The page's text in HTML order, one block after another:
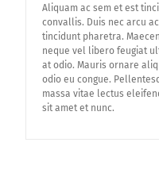
Aliquam ac sem et est
convallis. Duis nec arcu
tincidunt pharetra.
neque vel libero feugiat
at odio. Mauris ornare
odio eu congue.
massa vitae lectus
sit amet et nunc.